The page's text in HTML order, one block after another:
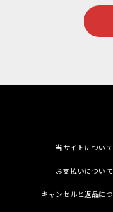
当サイトについて
お支払いについて
キャンセルと返品に